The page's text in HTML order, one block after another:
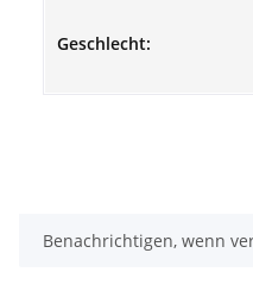
Geschlecht:
Benachrichtigen, wenn